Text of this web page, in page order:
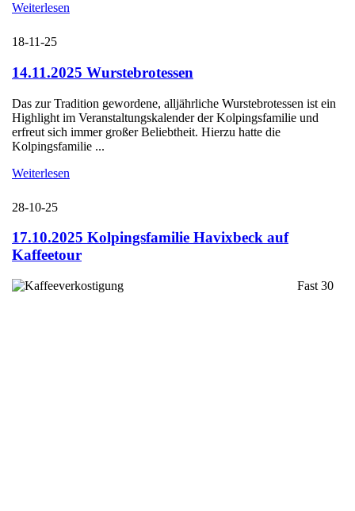
Weiterlesen
18-11-25
14.11.2025 Wurstebrotessen
Das zur Tradition gewordene, alljährliche Wurstebrotessen ist ein
Highlight im Veranstaltungskalender der Kolpingsfamilie und
erfreut sich immer großer Beliebtheit. Hierzu hatte die
Kolpingsfamilie ...
Weiterlesen
28-10-25
17.10.2025 Kolpingsfamilie Havixbeck auf
Kaffeetour
Fast 30